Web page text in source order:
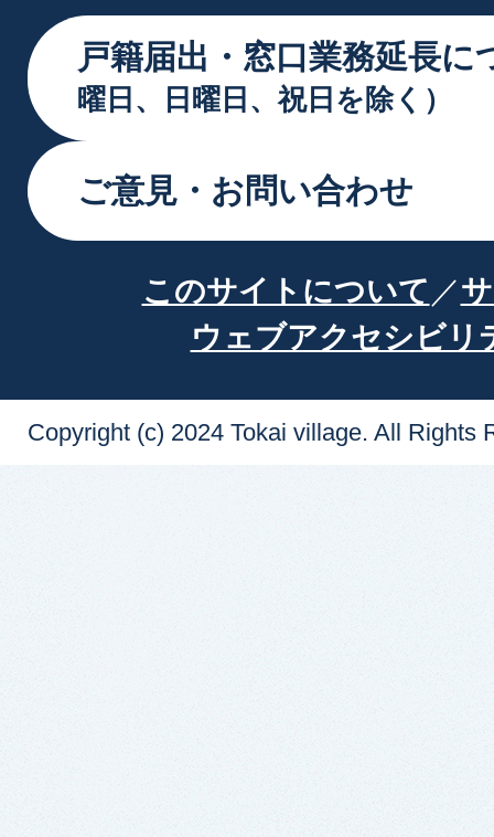
戸籍届出・窓口業務延長に
曜日、日曜日、祝日を除く）
ご意見・お問い合わせ
このサイトについて
ウェブアクセシビリ
Copyright (c) 2024 Tokai village. All Rights